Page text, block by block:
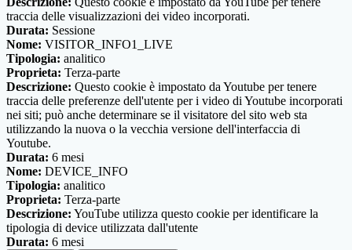
traccia delle visualizzazioni dei video incorporati.
Durata: Sessione
Nome: VISITOR_INFO1_LIVE
Tipologia: analitico
Proprieta: Terza-parte
Descrizione: Questo cookie è impostato da Youtube per tenere
traccia delle preferenze dell'utente per i video di Youtube incorporati
nei siti; può anche determinare se il visitatore del sito web sta
utilizzando la nuova o la vecchia versione dell'interfaccia di
Youtube.
Durata: 6 mesi
Nome: DEVICE_INFO
Tipologia: analitico
Proprieta: Terza-parte
Descrizione: YouTube utilizza questo cookie per identificare la
tipologia di device utilizzata dall'utente
Durata: 6 mesi